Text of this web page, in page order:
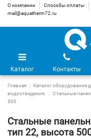
О компании Способы оплаты
mail@aquatherm72.ru
Каталог Контакты
Главная
Каталог оборудования
водоотведения.
Стальные
500
Стальные
тип 22, высота